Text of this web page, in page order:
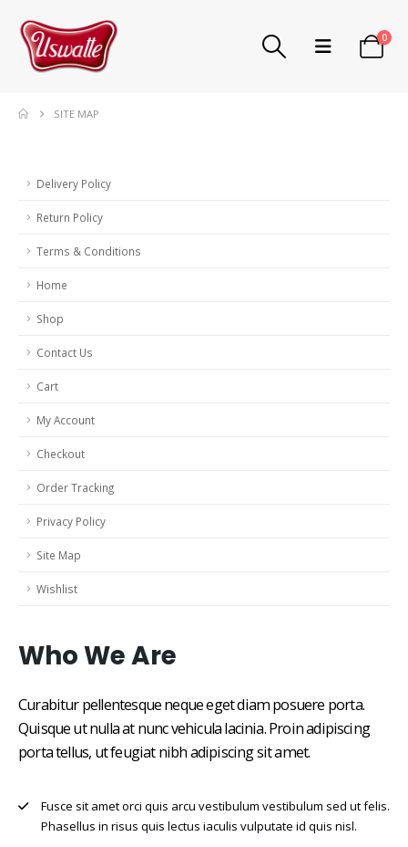
0
SITE MAP
Delivery Policy
Return Policy
Terms & Conditions
Home
Shop
Contact Us
Cart
My Account
Checkout
Order Tracking
Privacy Policy
Site Map
Wishlist
WhoWe Are
Curabitur pellentesque neque eget diam posuere porta.
Quisque ut nulla at nunc vehicula lacinia. Proin adipiscing
porta tellus, ut feugiat nibh adipiscing sit amet.
Fusce sit amet orci quis arcu vestibulum vestibulum sed ut felis.
Phasellus in risus quis lectus iaculis vulputate id quis nisl.